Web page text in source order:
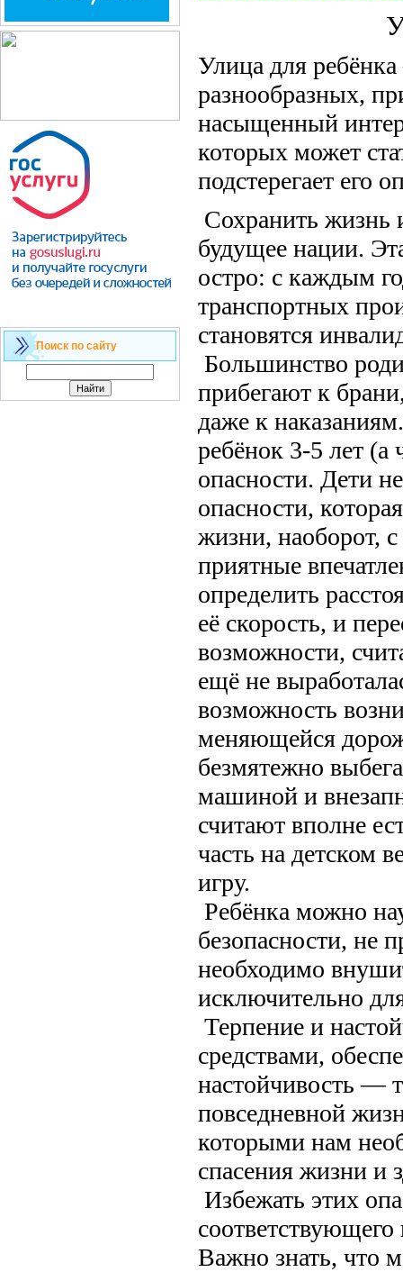
Поиск по сайту
Улица для
разнообразных,
насыщенный
которых может
подстерегает его
Сохранить жизнь
будущее нации.
остро: с каждым
транспортных
становятся
Большинство
прибегают к
даже к
ребёнок 3-5 лет (а
опасности. Дети
опасности,
жизни, наоборот,
приятные
определить
её скорость, и
возможности,
ещё не
возможность
меняющейся
безмятежно
машиной и
считают вполне
часть на детском
игру.
Ребёнка можно
безопасности, не
необходимо
исключительно
Терпение и
средствами,
настойчивость —
повседневной
которыми нам
спасения жизни и
Избежать этих
Важно знать, что